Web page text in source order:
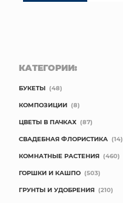
КАТЕГОРИИ:
БУКЕТЫ (48)
КОМПОЗИЦИИ (8)
ЦВЕТЫ В ПАЧКАХ (87)
СВАДЕБНАЯ ФЛОРИСТИКА (14)
КОМНАТНЫЕ РАСТЕНИЯ (460)
ГОРШКИ И КАШПО (503)
ГРУНТЫ И УДОБРЕНИЯ (210)